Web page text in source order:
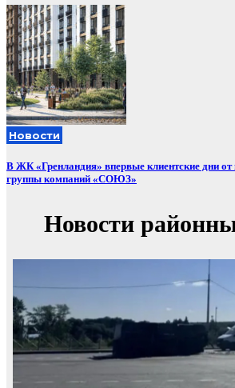
Новости
В ЖК «Гренландия» впервые клиентские дни
группы компаний «СОЮЗ»